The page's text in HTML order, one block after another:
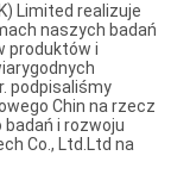
Limited realizuje
naszych badań
produktów i
podpisaliśmy
Chin na rzecz
badań i rozwoju
Co., Ltd.Ltd na